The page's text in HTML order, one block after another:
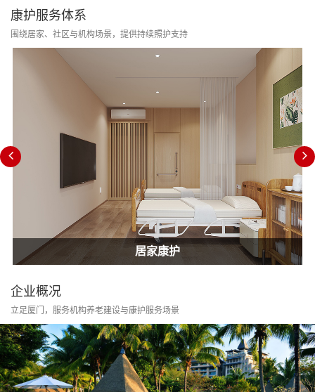
康护服务体系
围绕居家、社区与机构场景，提供持续照护支持
居家康护
家庭护士
居家康护
企业概况
立足厦门，服务机构养老建设与康护服务场景